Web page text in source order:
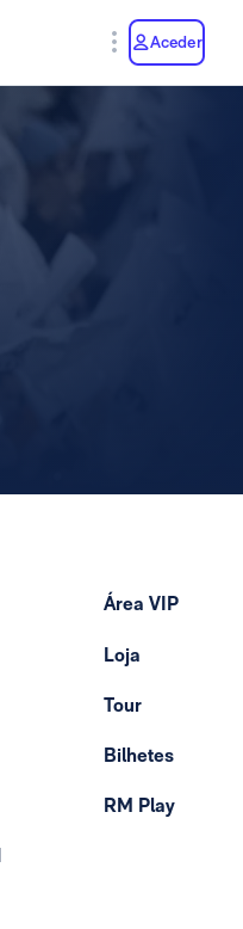
Aceder
Área VIP
Loja
Tour
Bilhetes
RM Play